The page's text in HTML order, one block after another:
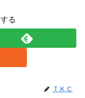
る
ＴＫＣ